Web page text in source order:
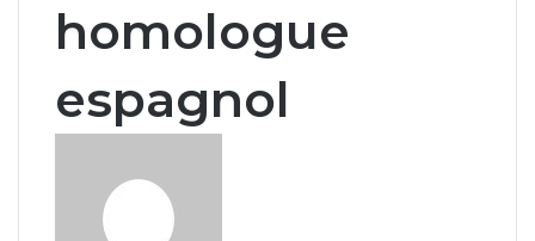
homologue
espagnol